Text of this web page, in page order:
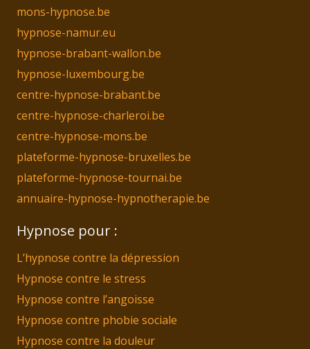
mons-hypnose.be
hypnose-namur.eu
hypnose-brabant-wallon.be
hypnose-luxembourg.be
centre-hypnose-brabant.be
centre-hypnose-charleroi.be
centre-hypnose-mons.be
plateforme-hypnose-bruxelles.be
plateforme-hypnose-tournai.be
annuaire-hypnose-hypnotherapie.be
Hypnose pour :
L’hypnose contre la dépression
Hypnose contre le stress
Hypnose contre l’angoisse
Hypnose contre phobie sociale
Hypnose contre la douleur